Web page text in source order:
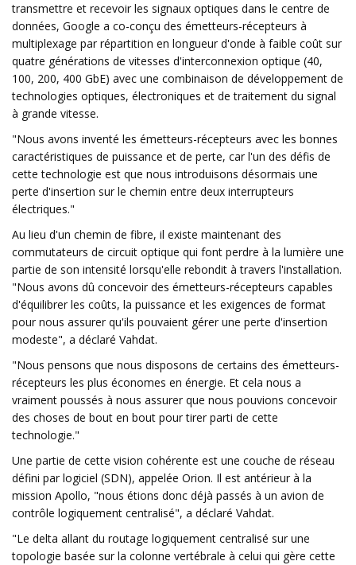
transmettre et recevoir les signaux optiques dans le centre de
données, Google a co-conçu des émetteurs-récepteurs à
multiplexage par répartition en longueur d'onde à faible coût sur
quatre générations de vitesses d'interconnexion optique (40,
100, 200, 400 GbE) avec une combinaison de développement de
technologies optiques, électroniques et de traitement du signal
à grande vitesse.
"Nous avons inventé les émetteurs-récepteurs avec les bonnes
caractéristiques de puissance et de perte, car l'un des défis de
cette technologie est que nous introduisons désormais une
perte d'insertion sur le chemin entre deux interrupteurs
électriques."
Au lieu d'un chemin de fibre, il existe maintenant des
commutateurs de circuit optique qui font perdre à la lumière une
partie de son intensité lorsqu'elle rebondit à travers l'installation.
"Nous avons dû concevoir des émetteurs-récepteurs capables
d'équilibrer les coûts, la puissance et les exigences de format
pour nous assurer qu'ils pouvaient gérer une perte d'insertion
modeste", a déclaré Vahdat.
"Nous pensons que nous disposons de certains des émetteurs-
récepteurs les plus économes en énergie. Et cela nous a
vraiment poussés à nous assurer que nous pouvions concevoir
des choses de bout en bout pour tirer parti de cette
technologie."
Une partie de cette vision cohérente est une couche de réseau
défini par logiciel (SDN), appelée Orion. Il est antérieur à la
mission Apollo, "nous étions donc déjà passés à un avion de
contrôle logiquement centralisé", a déclaré Vahdat.
"Le delta allant du routage logiquement centralisé sur une
topologie basée sur la colonne vertébrale à celui qui gère cette